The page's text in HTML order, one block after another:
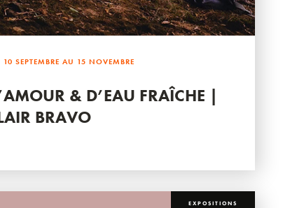
10 SEPTEMBRE AU 15 NOVEMBRE
& D’EAU FRAÎCHE |
BRAVO
EXPOSITIONS